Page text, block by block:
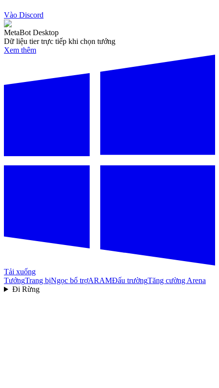
Vào Discord
MetaBot Desktop
Dữ liệu tier trực tiếp khi chọn tướng
Xem thêm
Tải xuống
TướngTrang bịNgọc bổ trợARAMĐấu trườngTăng cường Arena
Đi Rừng